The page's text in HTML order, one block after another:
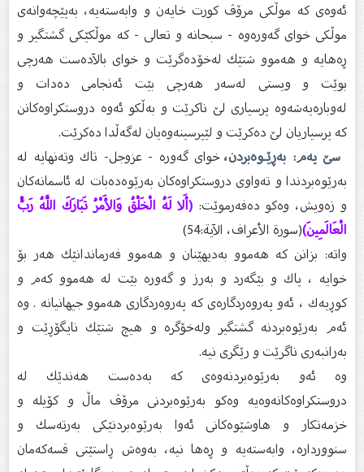
ئەوەى كە موڵكى مرۆڤ كورت خایەن و وابەستەیە، بەپێچەوانەى
موڵكى خواى گەورەوە - سبحانە و تعالى - كە موڵكێكى گشتگیر و
ڕەهایە و هەموو شتێك لەخۆدەگرێت و خواى بالآدەست هەرچی
بوێت و ویستى لەسەر هەرچى بێت ئەنجامى دەدات و
لەوبارەیەشەوە پرسیارى لێ ناكرێت و بەڵكو ئەوە دروستكراوەكانن
كە پرسیاریان لێ دەكرێت و لێپرسینەوەیان لەگەڵدا دەكرێت.
سێ یەم: بەڕێـوەبردن،خواى گەورە - عزوجل- تاك وتەنهایە لە
بەرێوەبردندا و تەواوى دروستكراوەكان بەرێوەدەبات لە ئاسمانەكان
و زەویش، وەكو دەفەرموێت:(أَلا لَهُ الْخَلْقُ وَالأَمْرُ تَبَارَكَ اللَّهُ رَبُّ
الْعَالَمِينَ)(سورة الأعراف، الآية:54)
واتە: بزانن كە هەموو بەدیهێنان و هەموو فەرماندانێك هەر بۆ
خوایە ، پاك و بێگەرد و بەرز و گەورە بێت لە هەموو كەم و
كوڕیەك ، ئەو پەروەردگارەى كە پەروەردگارى هەموو جیهانیانە . وە
ئەم بەرێوەبردنە گشتگیر ولەخۆگرە و هیچ شتێك نایگۆڕێت و
بەرانبەرى ناگرێت و رێگرى نیە.
وە ئەو بەرێوەبردنەوەى كە بەدەست هەندێك لە
دروستكراوەكانەوەیە وەكو بەرێوەبردنى مرۆڤ ماڵ و كۆیلە و
خزمەتكار و هاوشێوەكانى ئەوا بەرێوەبردنێكى بەرتەسك و
سنووردارە، وابەستەیە و ڕەها نیە، بەوەش ڕاستێتى قسەكەمان